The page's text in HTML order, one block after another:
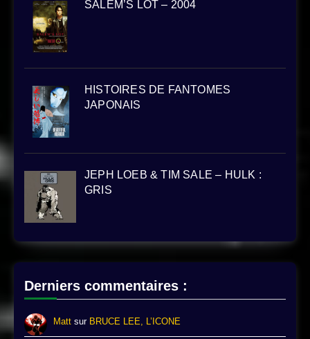
SALEM’S LOT – 2004
HISTOIRES DE FANTOMES
JAPONAIS
JEPH LOEB & TIM SALE – HULK :
GRIS
Derniers commentaires :
Matt sur BRUCE LEE, L’ICONE